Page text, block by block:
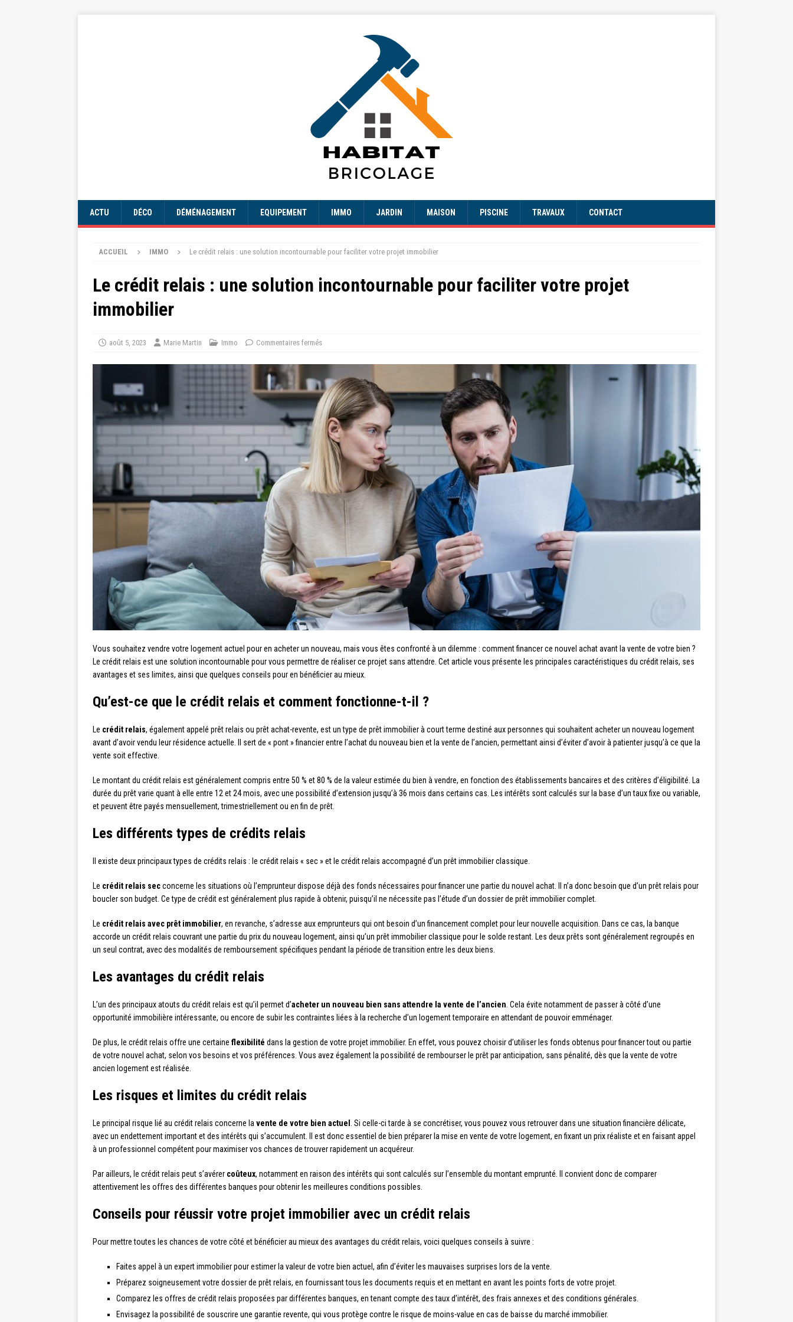
ACTU DÉCO DÉMÉNAGEMENT EQUIPEMENT IMMO JARDIN MAISON PISCINE TRAVAUX CONTACT
ACCUEIL IMMO Le crédit relais : une solution incontournable pour faciliter votre projet immobilier
Le crédit relais : une solution incontournable pour faciliter votre projet
immobilier
août 5, 2023 Marie Martin Immo Commentaires fermés
Vous souhaitez vendre votre logement actuel pour en acheter un nouveau, mais vous êtes confronté à un dilemme : comment financer ce nouvel achat avant la vente de votre bien ?
Le crédit relais est une solution incontournable pour vous permettre de réaliser ce projet sans attendre. Cet article vous présente les principales caractéristiques du crédit relais, ses
avantages et ses limites, ainsi que quelques conseils pour en bénéficier au mieux.
Qu’est-ce que le crédit relais et comment fonctionne-t-il ?
Le crédit relais, également appelé prêt relais ou prêt achat-revente, est un type de prêt immobilier à court terme destiné aux personnes qui souhaitent acheter un nouveau logement
avant d’avoir vendu leur résidence actuelle. Il sert de « pont » financier entre l’achat du nouveau bien et la vente de l’ancien, permettant ainsi d’éviter d’avoir à patienter jusqu’à ce que la
vente soit effective.
Le montant du crédit relais est généralement compris entre 50 % et 80 % de la valeur estimée du bien à vendre, en fonction des établissements bancaires et des critères d’éligibilité. La
durée du prêt varie quant à elle entre 12 et 24 mois, avec une possibilité d’extension jusqu’à 36 mois dans certains cas. Les intérêts sont calculés sur la base d’un taux fixe ou variable,
et peuvent être payés mensuellement, trimestriellement ou en fin de prêt.
Les différents types de crédits relais
Il existe deux principaux types de crédits relais : le crédit relais « sec » et le crédit relais accompagné d’un prêt immobilier classique.
Le crédit relais secconcerne les situations où l’emprunteur dispose déjà des fonds nécessaires pour financer une partie du nouvel achat. Il n’a donc besoin que d’un prêt relais pour
boucler son budget. Ce type de crédit est généralement plus rapide à obtenir, puisqu’il ne nécessite pas l’étude d’un dossier de prêt immobilier complet.
Le crédit relais avec prêt immobilier, en revanche, s’adresse aux emprunteurs qui ont besoin d’un financement complet pour leur nouvelle acquisition. Dans ce cas, la banque
accorde un crédit relais couvrant une partie du prix du nouveau logement, ainsi qu’un prêt immobilier classique pour le solde restant. Les deux prêts sont généralement regroupés en
un seul contrat, avec des modalités de remboursement spécifiques pendant la période de transition entre les deux biens.
Les avantages du crédit relais
L’un des principaux atouts du crédit relais est qu’il permet d’acheter un nouveau bien sans attendre la vente de l’ancien . Cela évite notamment de passer à côté d’une
opportunité immobilière intéressante, ou encore de subir les contraintes liées à la recherche d’un logement temporaire en attendant de pouvoir emménager.
De plus, le crédit relais offre une certaine flexibilité dans la gestion de votre projet immobilier. En effet, vous pouvez choisir d’utiliser les fonds obtenus pour financer tout ou partie
de votre nouvel achat, selon vos besoins et vos préférences. Vous avez également la possibilité de rembourser le prêt par anticipation, sans pénalité, dès que la vente de votre
ancien logement est réalisée.
Les risques et limites du crédit relais
Le principal risque lié au crédit relais concerne la vente de votre bien actuel
. Si celle-ci tarde à se concrétiser, vous pouvez vous retrouver dans une situation financière délicate,
avec un endettement important et des intérêts qui s’accumulent. Il est donc essentiel de bien préparer la mise en vente de votre logement, en fixant un prix réaliste et en faisant appel
à un professionnel compétent pour maximiser vos chances de trouver rapidement un acquéreur.
Par ailleurs, le crédit relais peut s’avérer coûteux, notamment en raison des intérêts qui sont calculés sur l’ensemble du montant emprunté. Il convient donc de comparer
attentivement les offres des différentes banques pour obtenir les meilleures conditions possibles.
Conseils pour réussir votre projet immobilier avec un crédit relais
Pour mettre toutes les chances de votre côté et bénéficier au mieux des avantages du crédit relais, voici quelques conseils à suivre :
Faites appel à un expert immobilier pour estimer la valeur de votre bien actuel, afin d’éviter les mauvaises surprises lors de la vente.
Préparez soigneusement votre dossier de prêt relais, en fournissant tous les documents requis et en mettant en avant les points forts de votre projet.
Comparez les offres de crédit relais proposées par différentes banques, en tenant compte des taux d’intérêt, des frais annexes et des conditions générales.
Envisagez la possibilité de souscrire une garantie revente, qui vous protège contre le risque de moins-value en cas de baisse du marché immobilier.